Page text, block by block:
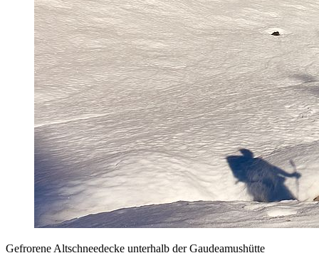
Gefrorene Altschneedecke unterhalb der Gaudeamushütte